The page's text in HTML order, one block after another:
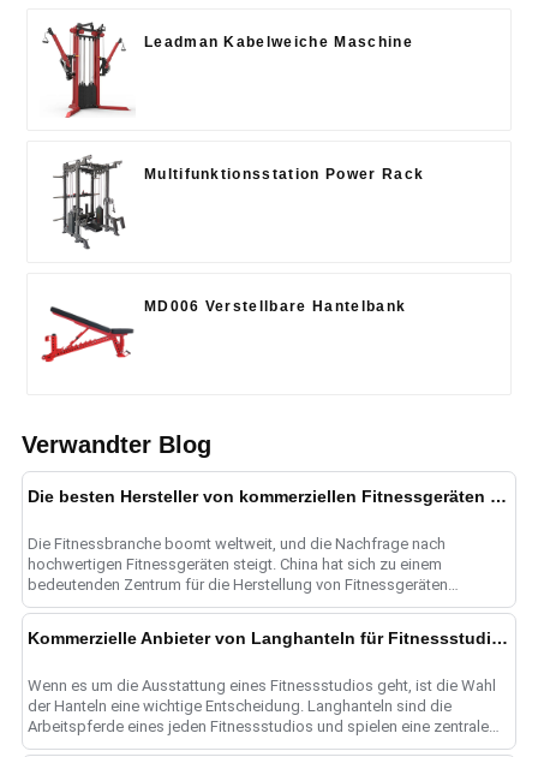
Leadman Kabelweiche Maschine
Multifunktionsstation Power Rack
MD006 Verstellbare Hantelbank
Verwandter Blog
Die besten Hersteller von kommerziellen Fitnessgeräten in China
Die Fitnessbranche boomt weltweit, und die Nachfrage nach
hochwertigen Fitnessgeräten steigt. China hat sich zu einem
bedeutenden Zentrum für die Herstellung von Fitnessgeräten
entwickelt.
Kommerzielle Anbieter von Langhanteln für Fitnessstudios
Wenn es um die Ausstattung eines Fitnessstudios geht, ist die Wahl
der Hanteln eine wichtige Entscheidung. Langhanteln sind die
Arbeitspferde eines jeden Fitnessstudios und spielen eine zentrale
Rolle ......